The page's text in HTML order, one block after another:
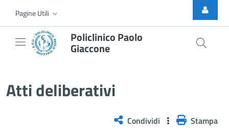
Skip to Main Content
Pagine Utili
Policlinico Paolo
Giaccone
Atti deliberativi
Condividi Stampa